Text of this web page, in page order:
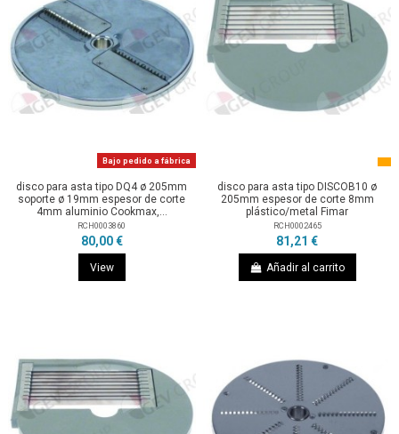
Bajo pedido a fábrica
disco para asta tipo DQ4 ø 205mm
soporte ø 19mm espesor de corte
4mm aluminio Cookmax,...
RCH0003860
80,00 €
View
disco para asta tipo DISCOB10 ø
205mm espesor de corte 8mm
plástico/metal Fimar
RCH0002465
81,21 €
Añadir al carrito